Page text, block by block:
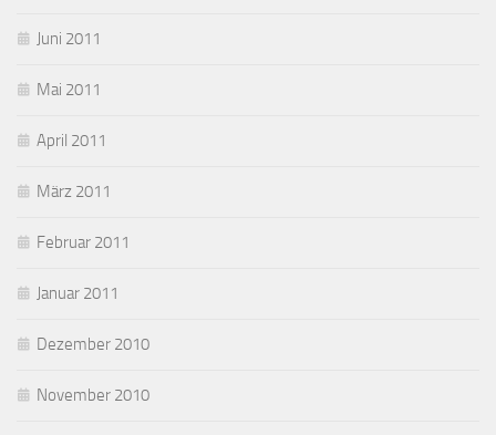
Juni 2011
Mai 2011
April 2011
März 2011
Februar 2011
Januar 2011
Dezember 2010
November 2010